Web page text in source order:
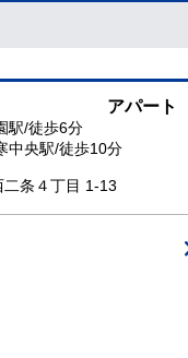
アパート
駅/徒歩6分
中央駅/徒歩10分
条４丁目 1-13